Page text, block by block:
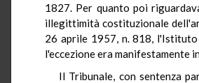
1827. Per quanto poi
illegittimità costituzionale
26 aprile 1957, n. 818, l'Istituto
l'eccezione era manifestamente
Il Tribunale, con sentenza